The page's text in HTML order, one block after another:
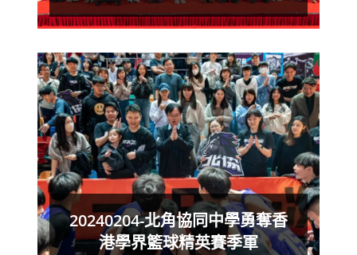
20240204-北角協同中學勇奪香
港學界籃球精英賽季軍